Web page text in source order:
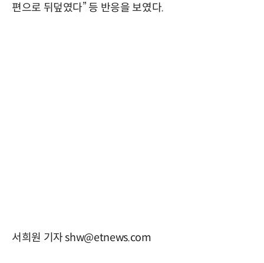
편으로 뒤덮였다” 등 반응을 보였다.
서희원 기자 shw@etnews.com